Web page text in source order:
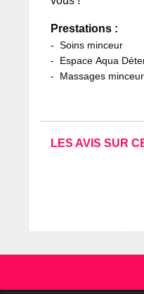
Prestations :
Soins minceur
Espace Aqua
Massages
LES AVIS SUR